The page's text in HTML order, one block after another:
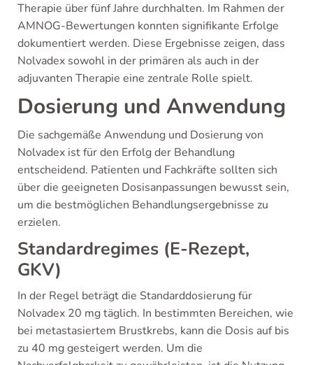
Therapie über fünf Jahre durchhalten. Im Rahmen der
AMNOG-Bewertungen konnten signifikante Erfolge
dokumentiert werden. Diese Ergebnisse zeigen, dass
Nolvadex sowohl in der primären als auch in der
adjuvanten Therapie eine zentrale Rolle spielt.
Dosierung und Anwendung
Die sachgemäße Anwendung und Dosierung von
Nolvadex ist für den Erfolg der Behandlung
entscheidend. Patienten und Fachkräfte sollten sich
über die geeigneten Dosisanpassungen bewusst sein,
um die bestmöglichen Behandlungsergebnisse zu
erzielen.
Standardregimes (E-Rezept,
GKV)
In der Regel beträgt die Standarddosierung für
Nolvadex 20 mg täglich. In bestimmten Bereichen, wie
bei metastasiertem Brustkrebs, kann die Dosis auf bis
zu 40 mg gesteigert werden. Um die